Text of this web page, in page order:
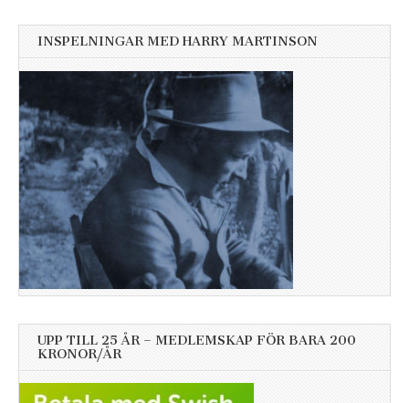
INSPELNINGAR MED HARRY MARTINSON
UPP TILL 25 ÅR – MEDLEMSKAP FÖR BARA 200
KRONOR/ÅR